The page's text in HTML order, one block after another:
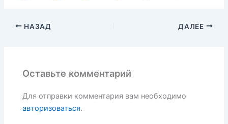
НАЗАД ДАЛЕЕ
Оставьте комментарий
Для отправки комментария вам необходимо
авторизоваться.